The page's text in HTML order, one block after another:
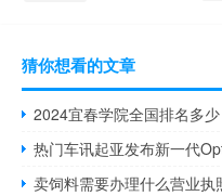
猜你想看的文章
2024宜春学院全国排名多少
热门车讯起亚发布新一代
卖饲料需要办理什么营业执